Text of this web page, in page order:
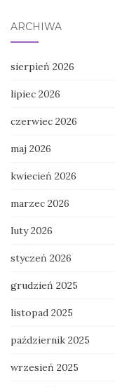
ARCHIWA
sierpień 2026
lipiec 2026
czerwiec 2026
maj 2026
kwiecień 2026
marzec 2026
luty 2026
styczeń 2026
grudzień 2025
listopad 2025
październik 2025
wrzesień 2025